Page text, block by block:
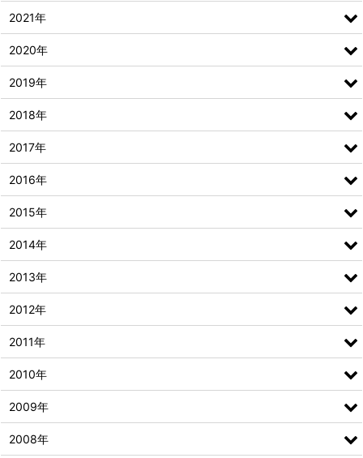
2021年
2020年
2019年
2018年
2017年
2016年
2015年
2014年
2013年
2012年
2011年
2010年
2009年
2008年